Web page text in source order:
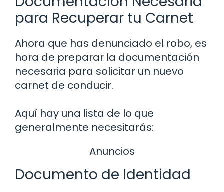
para Recuperar tu Carnet
Ahora que has denunciado el robo, es
hora de preparar la documentación
necesaria para solicitar un nuevo
carnet de conducir.
Aquí hay una lista de lo que
generalmente necesitarás:
Anuncios
Documento de Identidad